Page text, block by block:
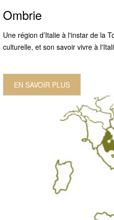
Ombrie
Une région d’Italie à l'instar de la
culturelle, et son savoir vivre à
EN SAVOIR PLUS